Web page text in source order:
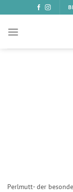
Inhalt
springen
Perlmutt- der